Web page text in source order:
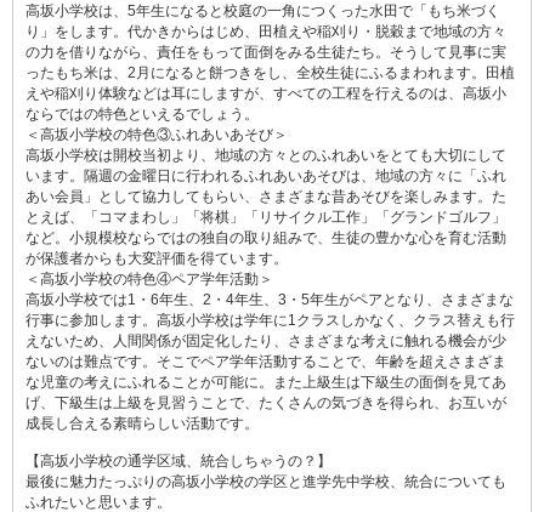
高坂小学校は、5年生になると校庭の一角につくった水田で「もち米づく
り」をします。代かきからはじめ、田植えや稲刈り・脱穀まで地域の方々
の力を借りながら、責任をもって面倒をみる生徒たち。そうして見事に実
ったもち米は、2月になると餅つきをし、全校生徒にふるまわれます。田植
えや稲刈り体験などは耳にしますが、すべての工程を行えるのは、高坂小
ならではの特色といえるでしょう。
＜高坂小学校の特色③ふれあいあそび＞
高坂小学校は開校当初より、地域の方々とのふれあいをとても大切にして
います。隔週の金曜日に行われるふれあいあそびは、地域の方々に「ふれ
あい会員」として協力してもらい、さまざまな昔あそびを楽しみます。た
とえば、「コマまわし」「将棋」「リサイクル工作」「グランドゴルフ」
など。小規模校ならではの独自の取り組みで、生徒の豊かな心を育む活動
が保護者からも大変評価を得ています。
＜高坂小学校の特色④ペア学年活動＞
高坂小学校では1・6年生、2・4年生、3・5年生がペアとなり、さまざまな
行事に参加します。高坂小学校は学年に1クラスしかなく、クラス替えも行
えないため、人間関係が固定化したり、さまざまな考えに触れる機会が少
ないのは難点です。そこでペア学年活動することで、年齢を超えさまざま
な児童の考えにふれることが可能に。また上級生は下級生の面倒を見てあ
げ、下級生は上級を見習うことで、たくさんの気づきを得られ、お互いが
成長し合える素晴らしい活動です。
【高坂小学校の通学区域、統合しちゃうの？】
最後に魅力たっぷりの高坂小学校の学区と進学先中学校、統合についても
ふれたいと思います。